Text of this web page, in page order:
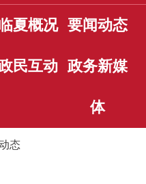
夏概况 要闻动态
民互动 政务新媒
体
态